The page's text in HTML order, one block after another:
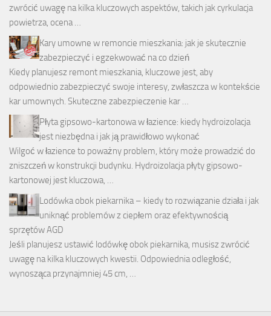
zwrócić uwagę na kilka kluczowych aspektów, takich jak cyrkulacja
powietrza, ocena …
Kary umowne w remoncie mieszkania: jak je skutecznie
zabezpieczyć i egzekwować na co dzień
Kiedy planujesz remont mieszkania, kluczowe jest, aby
odpowiednio zabezpieczyć swoje interesy, zwłaszcza w kontekście
kar umownych. Skuteczne zabezpieczenie kar …
Płyta gipsowo-kartonowa w łazience: kiedy hydroizolacja
jest niezbędna i jak ją prawidłowo wykonać
Wilgoć w łazience to poważny problem, który może prowadzić do
zniszczeń w konstrukcji budynku. Hydroizolacja płyty gipsowo-
kartonowej jest kluczowa, …
Lodówka obok piekarnika – kiedy to rozwiązanie działa i jak
uniknąć problemów z ciepłem oraz efektywnością
sprzętów AGD
Jeśli planujesz ustawić lodówkę obok piekarnika, musisz zwrócić
uwagę na kilka kluczowych kwestii. Odpowiednia odległość,
wynosząca przynajmniej 45 cm, …